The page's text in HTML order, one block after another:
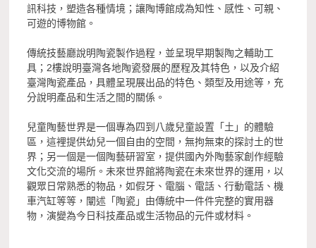
訊科技，塑造各種情境；讓陶博館成為知性、感性、可親、
可遊的博物館。
傳統技藝廳說明陶瓷製作過程，並呈現早期製陶之輔助工
具；2樓說明臺灣各地陶瓷發展的歷程及其特色，以及介紹
臺灣陶瓷產品，具體呈現展出品的特色、類型及用途等，充
分說明產品和生活之間的關係。
兒童陶藝世界是一個專為四到八歲兒童設置「土」的體驗
區，這裡提供幼兒一個自由的空間，無拘無束的探討土的世
界；另一個是一個陶藝研習室，提供國內外陶藝家創作經驗
文化交流的場所。未來世界館將陶瓷在未來世界的運用，以
觀眾日常熟悉的物品，如假牙、電腦、電話、行動電話、機
車汽缸等等，闡述「陶瓷」由傳統中一件件完整的實用器
物，演變為今日科技產品或生活物品的元件或材料。